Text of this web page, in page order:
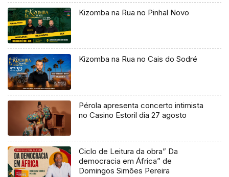
Kizomba na Rua no Pinhal Novo
Kizomba na Rua no Cais do Sodré
Pérola apresenta concerto intimista
no Casino Estoril dia 27 agosto
Ciclo de Leitura da obra” Da
democracia em África” de
Domingos Simões Pereira